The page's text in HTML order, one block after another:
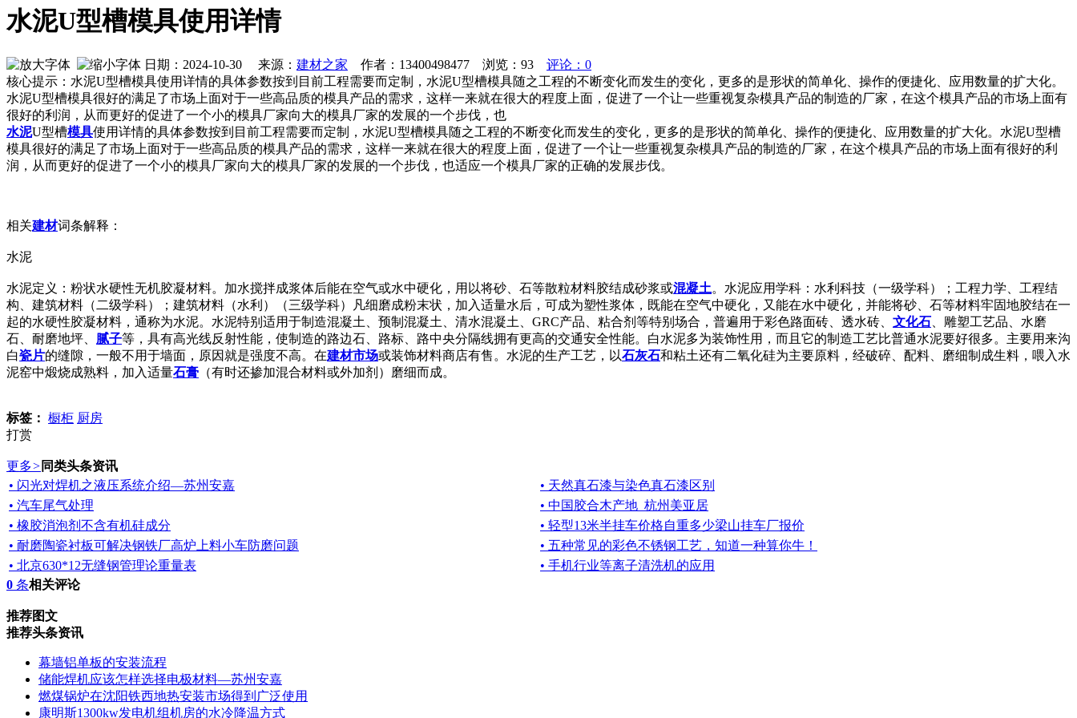
水泥U型槽模具使用详情
日期：2024-10-30 来源： 建材之家 作者：13400498477 浏览： 93
评论：0
核心提示：水泥U型槽模具使用详情的具体参数按到目前工程需要而定制，水泥U型槽模具随之工程的不断变化而发生的变化，更多的是形状的简单化、操作的便捷化、应用数量的扩大化。
水泥U型槽模具很好的满足了市场上面对于一些高品质的模具产品的需求，这样一来就在很大的程度上面，促进了一个让一些重视复杂模具产品的制造的厂家，在这个模具产品的市场上面有
很好的利润，从而更好的促进了一个小的模具厂家向大的模具厂家的发展的一个步伐，也
水泥U型槽模具使用详情的具体参数按到目前工程需要而定制，水泥U型槽模具随之工程的不断变化而发生的变化，更多的是形状的简单化、操作的便捷化、应用数量的扩大化。水泥U型槽
模具很好的满足了市场上面对于一些高品质的模具产品的需求，这样一来就在很大的程度上面，促进了一个让一些重视复杂模具产品的制造的厂家，在这个模具产品的市场上面有很好的利
润，从而更好的促进了一个小的模具厂家向大的模具厂家的发展的一个步伐，也适应一个模具厂家的正确的发展步伐。
相关建材词条解释：
水泥
水泥定义：粉状水硬性无机胶凝材料。加水搅拌成浆体后能在空气或水中硬化，用以将砂、石等散粒材料胶结成砂浆或混凝土。水泥应用学科：水利科技（一级学科）；工程力学、工程结
构、建筑材料（二级学科）；建筑材料（水利）（三级学科）凡细磨成粉末状，加入适量水后，可成为塑性浆体，既能在空气中硬化，又能在水中硬化，并能将砂、石等材料牢固地胶结在一
起的水硬性胶凝材料，通称为水泥。水泥特别适用于制造混凝土、预制混凝土、清水混凝土、GRC产品、粘合剂等特别场合，普遍用于彩色路面砖、透水砖、 文化石 、雕塑工艺品、水磨
石、耐磨地坪、 腻子等，具有高光线反射性能，使制造的路边石、路标、路中央分隔线拥有更高的交通安全性能。白水泥多为装饰性用，而且它的制造工艺比普通水泥要好很多。主要用来沟
白瓷片的缝隙，一般不用于墙面，原因就是强度不高。在建材市场或装饰材料商店有售。水泥的生产工艺，以石灰石和粘土还有二氧化硅为主要原料，经破碎、配料、磨细制成生料，喂入水
泥窑中煅烧成熟料，加入适量石膏 （有时还掺加混合材料或外加剂）磨细而成。
标签： 橱柜 厨房
打赏
更多> 同类头条资讯
• 闪光对焊机之液压系统介绍—苏州安嘉
• 天然真石漆与染色真石漆区别
• 汽车尾气处理
• 中国胶合木产地_杭州美亚居
• 橡胶消泡剂不含有机硅成分
• 轻型13米半挂车价格自重多少梁山挂车厂报价
• 耐磨陶瓷衬板可解决钢铁厂高炉上料小车防磨问题
• 五种常见的彩色不锈钢工艺，知道一种算你牛！
• 北京630*12无缝钢管理论重量表
• 手机行业等离子清洗机的应用
0 条相关评论
推荐图文
推荐头条资讯
幕墙铝单板的安装流程
储能焊机应该怎样选择电极材料—苏州安嘉
燃煤锅炉在沈阳铁西地热安装市场得到广泛使用
康明斯1300kw发电机组机房的水冷降温方式